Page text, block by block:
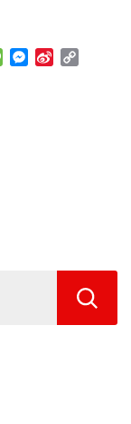
Message
Messenger
Sina